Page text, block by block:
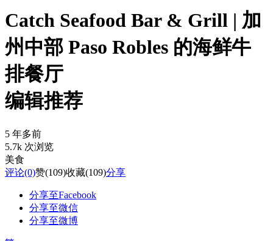
Catch Seafood Bar & Grill | 加
州中部 Paso Robles 的海鲜牛
排餐厅
编辑推荐
5 年多前
5.7k 次浏览
美食
评论(0)赞(109)收藏(109)分享
分享至Facebook
分享至微信
分享至微博